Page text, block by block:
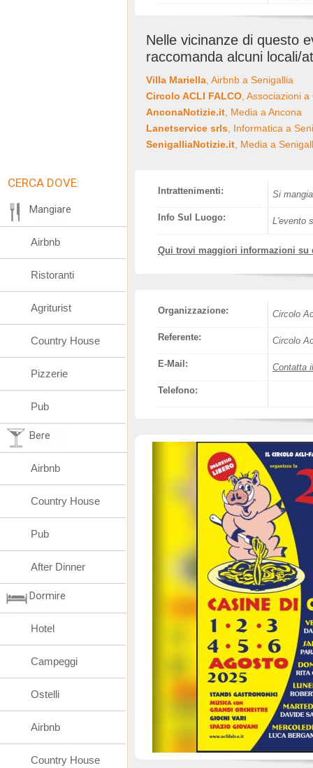
Nelle vicinanze di questo
raccomanda alcuni locali/
Villa Mariella , Airbnb a Senigallia
Circolo ACLI FALCO , Associazioni
AnconaNotizie.it , Media a Ancona
Lanetservice srls , Informatica a
SenigalliaNotizie.it , Media a
Intrattenimenti: Si
Info Sul Luogo: L'evento
Qui trovi maggiori informazioni su
Organizzazione: Circolo
Referente: Circolo
E-Mail: Contatta
Telefono:
CERCA DOVE:
Mangiare
Airbnb
Ristoranti
Agriturist
Country House
Pizzerie
Pub
Bere
Airbnb
Country House
Pub
After Dinner
Dormire
Hotel
Campeggi
Ostelli
Airbnb
Country House